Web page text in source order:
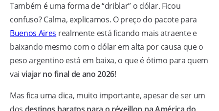
Também é uma forma de “driblar” o dólar. Ficou
confuso? Calma, explicamos. O preço do pacote para
Buenos Aires realmente está ficando mais atraente e
baixando mesmo com o dólar em alta por causa que o
peso argentino está em baixa, o que é ótimo para quem
vai viajar no final de ano 2026!
Mas fica uma dica, muito importante, apesar de ser um